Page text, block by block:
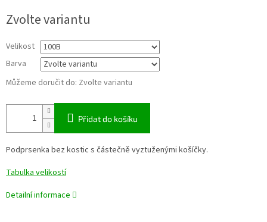
cena:
Zvolte variantu
Velikost
Barva
Můžeme doručit do: Zvolte variantu
Přidat do košíku
Podprsenka bez kostic s částečně vyztuženými košíčky.
Tabulka velikostí
Detailní informace